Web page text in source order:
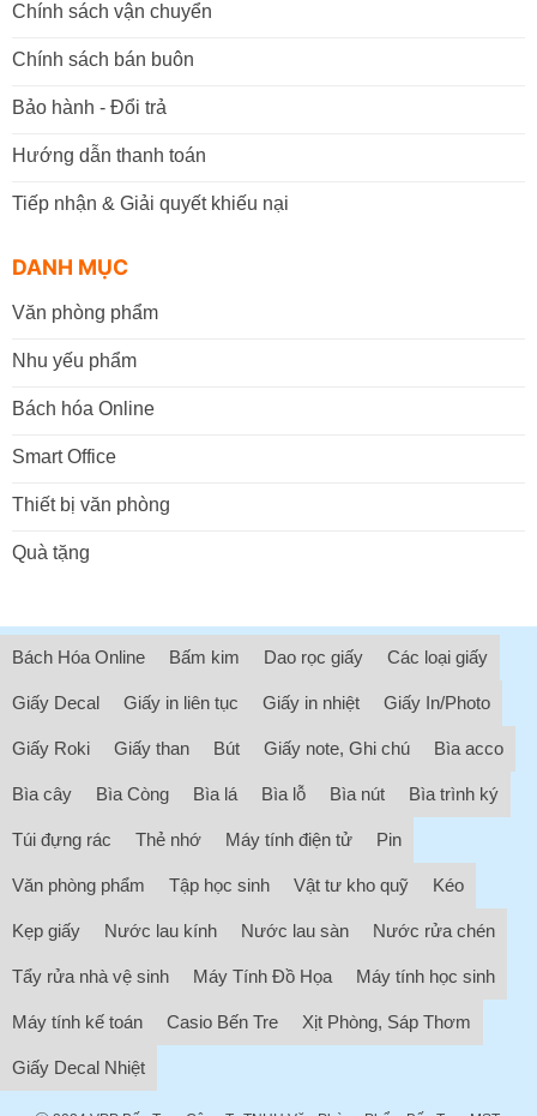
Chính sách vận chuyển
Chính sách bán buôn
Bảo hành - Đổi trả
Hướng dẫn thanh toán
Tiếp nhận & Giải quyết khiếu nại
DANH MỤC
Văn phòng phẩm
Nhu yếu phẩm
Bách hóa Online
Smart Office
Thiết bị văn phòng
Quà tặng
Bách Hóa Online Bấm kim Dao rọc giấy Các loại giấy
Giấy Decal Giấy in liên tục Giấy in nhiệt Giấy In/Photo
Giấy Roki Giấy than Bút Giấy note, Ghi chú Bìa acco
Bìa cây Bìa Còng Bìa lá Bìa lỗ Bìa nút Bìa trình ký
Túi đựng rác Thẻ nhớ Máy tính điện tử Pin
Văn phòng phẩm Tập học sinh Vật tư kho quỹ Kéo
Kẹp giấy Nước lau kính Nước lau sàn Nước rửa chén
Tẩy rửa nhà vệ sinh Máy Tính Đồ Họa Máy tính học sinh
Máy tính kế toán Casio Bến Tre Xịt Phòng, Sáp Thơm
Giấy Decal Nhiệt